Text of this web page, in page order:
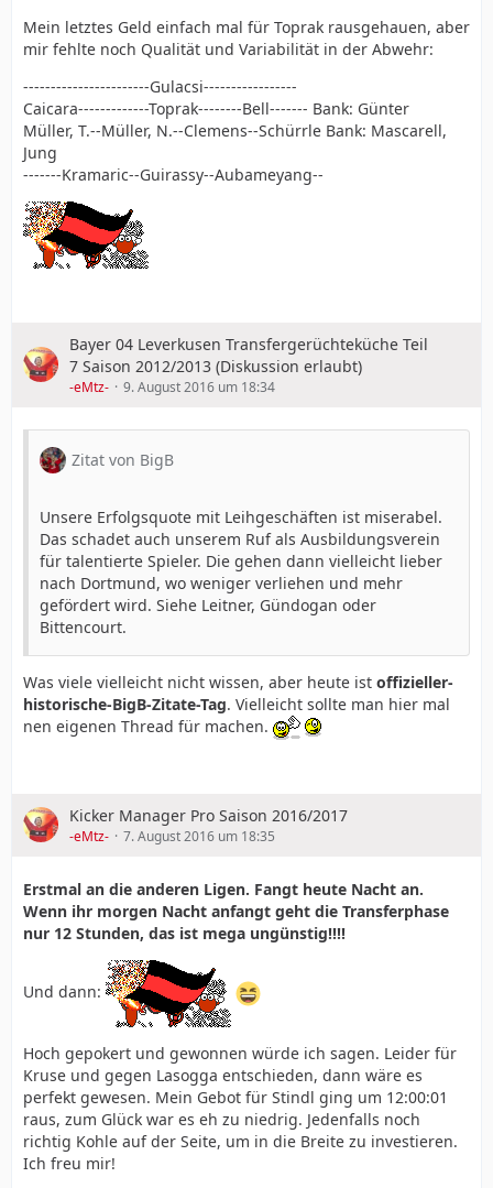
Mein letztes Geld einfach mal für Toprak rausgehauen, aber
mir fehlte noch Qualität und Variabilität in der Abwehr:
-----------------------Gulacsi-----------------
Caicara-------------Toprak--------Bell------- Bank: Günter
Müller, T.--Müller, N.--Clemens--Schürrle Bank: Mascarell,
Jung
-------Kramaric--Guirassy--Aubameyang--
Bayer 04 Leverkusen Transfergerüchteküche Teil
7 Saison 2012/2013 (Diskussion erlaubt)
-eMtz- 9. August 2016 um 18:34
Zitat von BigB
Unsere Erfolgsquote mit Leihgeschäften ist miserabel.
Das schadet auch unserem Ruf als Ausbildungsverein
für talentierte Spieler. Die gehen dann vielleicht lieber
nach Dortmund, wo weniger verliehen und mehr
gefördert wird. Siehe Leitner, Gündogan oder
Bittencourt.
Was viele vielleicht nicht wissen, aber heute ist offizieller-
historische-BigB-Zitate-Tag. Vielleicht sollte man hier mal
nen eigenen Thread für machen.
Kicker Manager Pro Saison 2016/2017
-eMtz- 7. August 2016 um 18:35
Erstmal an die anderen Ligen. Fangt heute Nacht an.
Wenn ihr morgen Nacht anfangt geht die Transferphase
nur 12 Stunden, das ist mega ungünstig!!!!
Und dann:
Hoch gepokert und gewonnen würde ich sagen. Leider für
Kruse und gegen Lasogga entschieden, dann wäre es
perfekt gewesen. Mein Gebot für Stindl ging um 12:00:01
raus, zum Glück war es eh zu niedrig. Jedenfalls noch
richtig Kohle auf der Seite, um in die Breite zu investieren.
Ich freu mir!